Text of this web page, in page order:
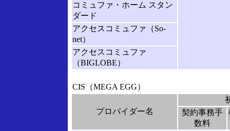
コミュファ・ホーム スタン
ダード
アクセスコミュファ（So-
net）
アクセスコミュファ
（BIGLOBE）
CIS（MEGA EGG）
プロバイダー名
契約事務手
数料